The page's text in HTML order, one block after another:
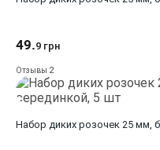
49.9 грн
Отзывы 2
Набор диких розочек 25 мм,